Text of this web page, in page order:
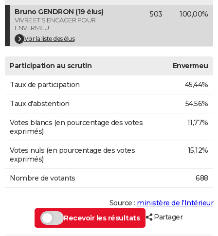
COPAINS D'AVANT
S'inscrire
Se connecter
Lycées
Collèges
Primaires
Universités
Entreprises
Service militaire
Avis de recherche
AVIS DE DÉCÈS
Bricolage
Lifestyle
Culture
Sport
Auto
Television
Voyage
Cinema
Bruno GENDRON (19 élus)
VIVRE ET S'ENGAGER POUR
ENVERMEU
Voir la liste des élus
503 100,00%
Participation au scrutin Envermeu
Taux de participation 45,44%
Taux d'abstention 54,56%
Votes blancs (en pourcentage des votes
exprimés)
11,77%
Votes nuls (en pourcentage des votes
exprimés)
15,12%
Nombre de votants 688
Source : ministère de l’Intérieur
Recevoir les résultats
Partager